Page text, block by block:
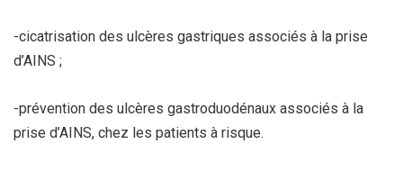
-cicatrisation des ulcères gastriques associés à la prise
d’AINS ;
-prévention des ulcères gastroduodénaux associés à la
prise d’AINS, chez les patients à risque.